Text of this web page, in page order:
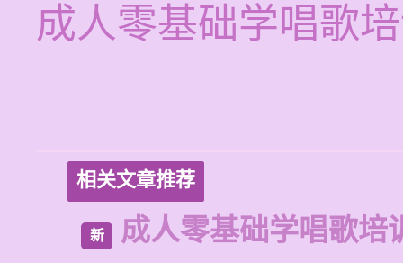
成人零基础学唱歌
相关文章推荐
新 成人零基础学唱歌培